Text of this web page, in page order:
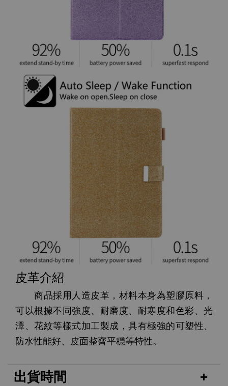
皮革介紹
商品採用人造皮革，材料本身為塑膠原料，
可以根據不同強度、耐磨度、耐寒度和色彩、光
澤、花紋等樣式加工製成，具有極強的可塑性、
防水性能好、皮面整齊平穩等特性。
出貨時間